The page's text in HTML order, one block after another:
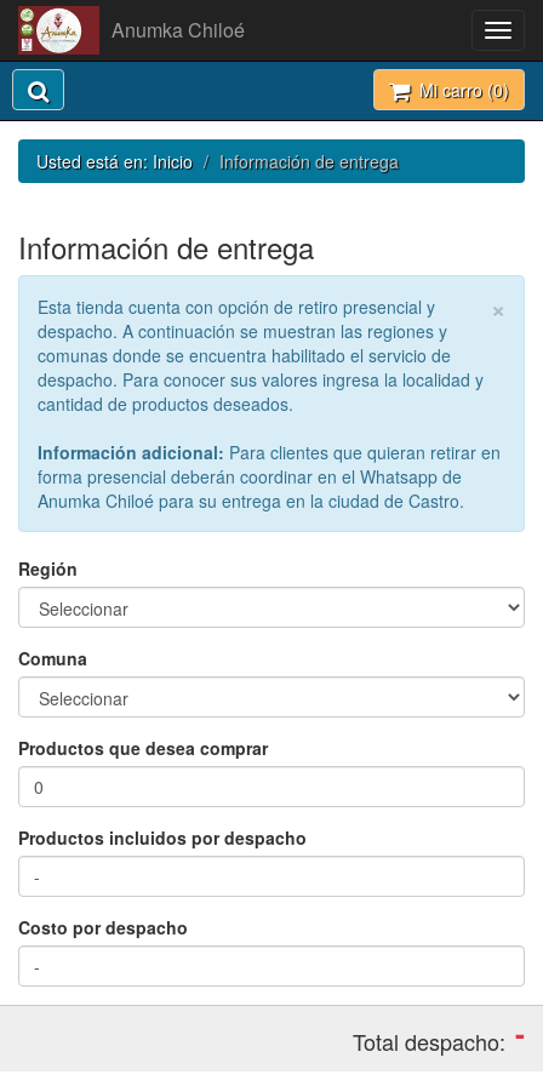
Anumka Chiloé
Mi carro (0)
Usted está en: Inicio Información de entrega
Información de entrega
×
Esta tienda cuenta con opción de retiro presencial y
despacho. A continuación se muestran las regiones y
comunas donde se encuentra habilitado el servicio de
despacho. Para conocer sus valores ingresa la localidad y
cantidad de productos deseados.
Información adicional: Para clientes que quieran retirar en
forma presencial deberán coordinar en el Whatsapp de
Anumka Chiloé para su entrega en la ciudad de Castro.
Región
Comuna
Productos que desea comprar
Productos incluidos por despacho
Costo por despacho
-
Total despacho: